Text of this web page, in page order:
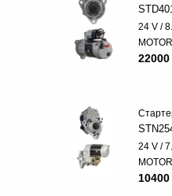
24 V /
24 V /